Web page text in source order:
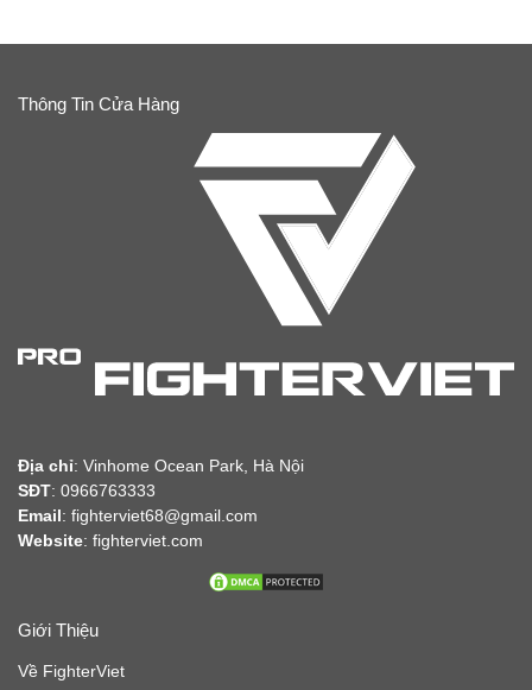
Thông Tin Cửa Hàng
Địa chỉ: Vinhome Ocean Park, Hà Nội
SĐT: 0966763333
Email: fighterviet68@gmail.com
Website: fighterviet.com
Giới Thiệu
Về FighterViet